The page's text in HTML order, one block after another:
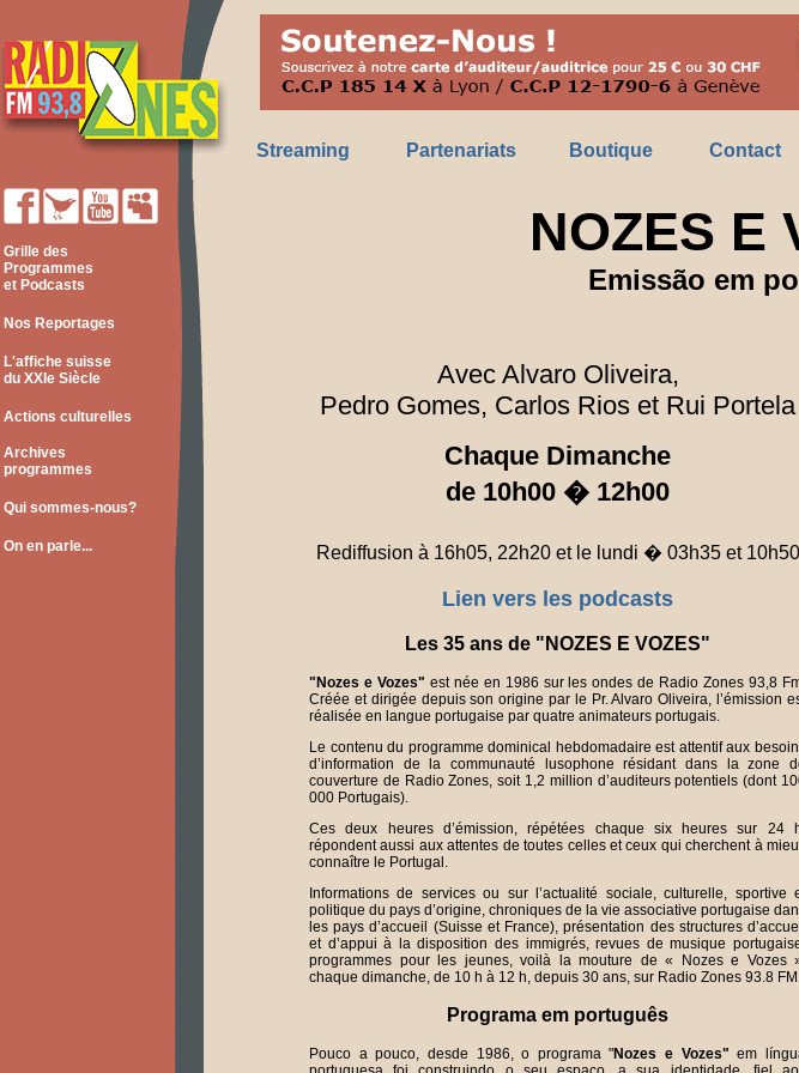
Streaming Partenariats Boutique Contact
Grille des
Programmes
et Podcasts
Nos Reportages
L'affiche suisse
du XXIe Siècle
Actions culturelles
Archives
programmes
Qui sommes-nous?
On en parle...
NOZES E
Emissão em
Avec Alvaro Oliveira,
Pedro Gomes, Carlos Rios et Rui Portela
Chaque Dimanche
de 10h00 � 12h00
Rediffusion à 16h05, 22h20 et le lundi � 03h35 et 10h50
Lien vers les podcasts
Les 35 ans de "NOZES E VOZES"
"Nozes e Vozes" est née en 1986 sur les ondes de Radio Zones 93,8
Créée et dirigée depuis son origine par le Pr. Alvaro Oliveira, l’émission
réalisée en langue portugaise par quatre animateurs portugais.
Le contenu du programme dominical hebdomadaire est attentif aux
d’information de la communauté lusophone résidant dans la zone
couverture de Radio Zones, soit 1,2 million d’auditeurs potentiels (dont
000 Portugais).
Ces deux heures d’émission, répétées chaque six heures sur 24
répondent aussi aux attentes de toutes celles et ceux qui cherchent à
connaître le Portugal.
Informations de services ou sur l’actualité sociale, culturelle, sportive
politique du pays d’origine, chroniques de la vie associative portugaise
les pays d’accueil (Suisse et France), présentation des structures
et d’appui à la disposition des immigrés, revues de musique
programmes pour les jeunes, voilà la mouture de « Nozes e Vozes
chaque dimanche, de 10 h à 12 h, depuis 30 ans, sur Radio Zones 93.8
Programa em português
Pouco a pouco, desde 1986, o programa "Nozes e Vozes" em